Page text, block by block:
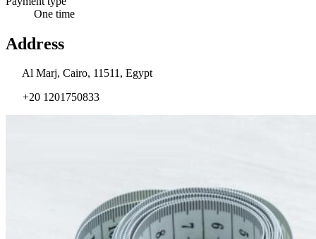
One time
Address
Al Marj, Cairo, 11511, Egypt
+20 1201750833